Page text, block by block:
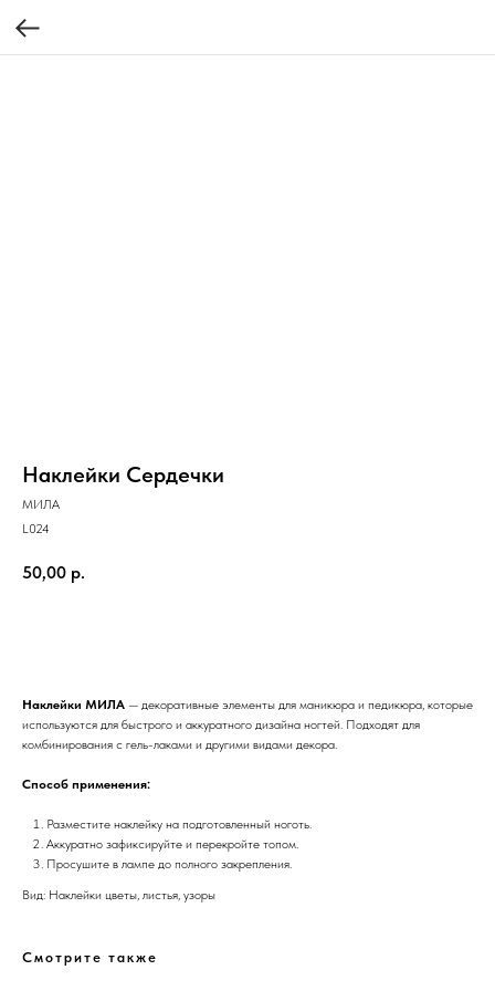
Наклейки Сердечки
МИЛА
L024
50,00 р.
Наклейки МИЛА — декоративные элементы для маникюра и педикюра, которые
используются для быстрого и аккуратного дизайна ногтей. Подходят для
комбинирования с гель-лаками и другими видами декора.
Способ применения:
Разместите наклейку на подготовленный ноготь.
Аккуратно зафиксируйте и перекройте топом.
Просушите в лампе до полного закрепления.
Вид: Наклейки цветы, листья, узоры
Смотрите также